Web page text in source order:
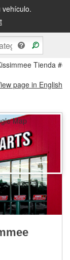
vehículo.
en la tienda
Tienda
page in English